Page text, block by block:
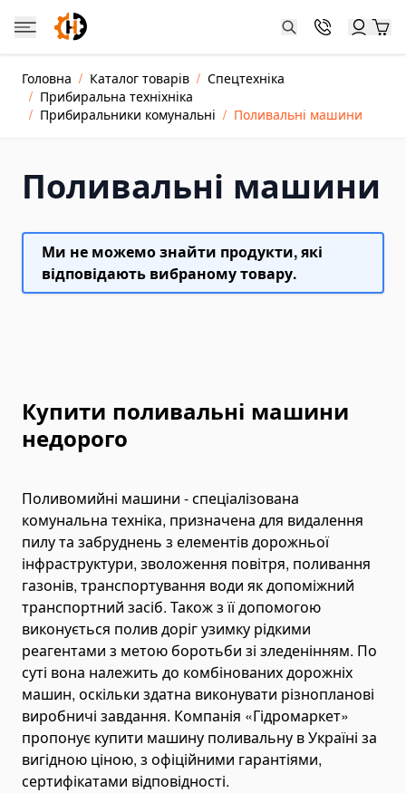
Skip to Content
Каталог товарів
Jacks and Cylinders
Farm Jacks
Dongkrak Kereta
Crane Jacks
Mini Power Packs
Grease Pumps
Hydraulic Hoses and Couplers
Bearing and Gear Tools
Hydraulic Gear/Bearing Pullers
Bearing Heaters
Bearing Installation Tools
Bearings
Ball Bearings
Spherical Roller Bearings
Гідравлічні обтискні інструменти
Manual Cable Crimping Tools
Hydraulic Cable Crimping Tools
Головна / Каталог товарів / Спецтехніка
/ Прибиральна техніхніка
/ Прибиральники комунальні / Поливальні машини
Поливальні машини
Ми не можемо знайти продукти, які
відповідають вибраному товару.
Купити поливальні машини
недорого
Поливомийні машини - спеціалізована
комунальна техніка, призначена для видалення
пилу та забруднень з елементів дорожньої
інфраструктури, зволоження повітря, поливання
газонів, транспортування води як допоміжний
транспортний засіб. Також з її допомогою
виконується полив доріг узимку рідкими
реагентами з метою боротьби зі зледенінням. По
суті вона належить до комбінованих дорожніх
машин, оскільки здатна виконувати різнопланові
виробничі завдання. Компанія «Гідромаркет»
пропонує купити машину поливальну в Україні за
вигідною ціною, з офіційними гарантіями,
сертифікатами відповідності.